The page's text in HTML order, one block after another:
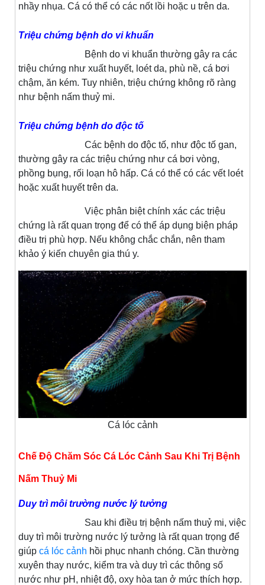
nhầy nhụa. Cá có thể có các nốt lồi hoặc u trên da.
Triệu chứng bệnh do vi khuẩn
Bệnh do vi khuẩn thường gây ra các
triệu chứng như xuất huyết, loét da, phù nề, cá bơi
chậm, ăn kém. Tuy nhiên, triệu chứng không rõ ràng
như bệnh nấm thuỷ mi.
Triệu chứng bệnh do độc tố
Các bệnh do độc tố, như độc tố gan,
thường gây ra các triệu chứng như cá bơi vòng,
phồng bụng, rối loạn hô hấp. Cá có thể có các vết loét
hoặc xuất huyết trên da.
Việc phân biệt chính xác các triệu
chứng là rất quan trọng để có thể áp dụng biện pháp
điều trị phù hợp. Nếu không chắc chắn, nên tham
khảo ý kiến chuyên gia thú y.
Cá lóc cảnh
Chế Độ Chăm Sóc Cá Lóc Cảnh Sau Khi Trị Bệnh
Nấm Thuỷ Mi
Duy trì môi trường nước lý tưởng
Sau khi điều trị bệnh nấm thuỷ mi, việc
duy trì môi trường nước lý tưởng là rất quan trọng để
giúp cá lóc cảnh hồi phục nhanh chóng. Cần thường
xuyên thay nước, kiểm tra và duy trì các thông số
nước như pH, nhiệt độ, oxy hòa tan ở mức thích hợp.